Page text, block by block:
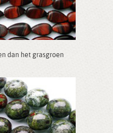
dan het grasgroen